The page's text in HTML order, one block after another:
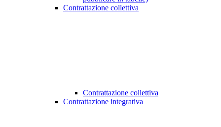
Contrattazione collettiva
Contrattazione collettiva
Contrattazione integrativa